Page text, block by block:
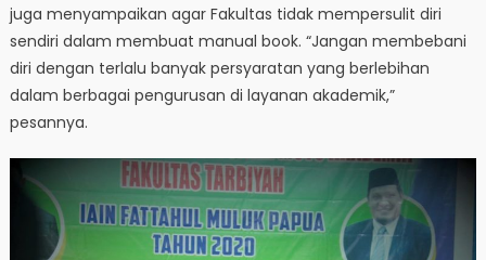
juga menyampaikan agar Fakultas tidak mempersulit diri
sendiri dalam membuat manual book. “Jangan membebani
diri dengan terlalu banyak persyaratan yang berlebihan
dalam berbagai pengurusan di layanan akademik,”
pesannya.